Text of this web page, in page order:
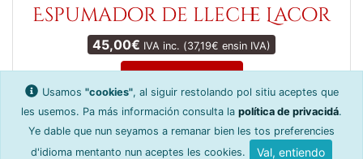
Espumador de lleche Lacor
45,00€ IVA inc. (37,19€ ensin IVA)
Amestar al carru
Créditos y software
Usamos "cookies", al siguir restolando pol sitiu aceptes que
les usemos. Pa más información consulta la política de privacidá.
Ye dable que nun seyamos a remanar bien les tos preferencies
d'idioma mentanto nun aceptes les cookies.
Val, entiendo